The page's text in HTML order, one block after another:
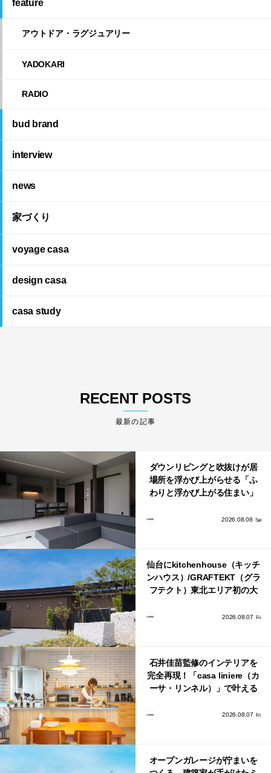
feature
アウトドア・ラグジュアリー
YADOKARI
RADIO
bud brand
interview
news
家づくり
voyage casa
design casa
casa study
RECENT POSTS
最新の記事
ダウンリビングと吹抜けが居
場所を浮かび上がらせる「ふ
わりと浮かび上がる住まい」
2026.08.08 Sat
仙台にkitchenhouse（キッチ
ンハウス）/GRAFTEKT（グラ
フテクト）東北エリア初の大
2026.08.07 Fri
石井佳苗監修のインテリアを
完全再現！「casa liniere（カ
ーサ・リンネル）」で叶える
2026.08.07 Fri
オープンガレージが佇まいを